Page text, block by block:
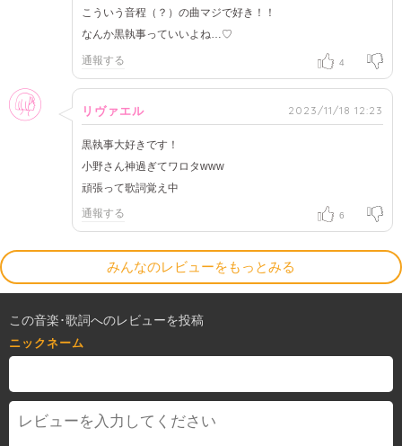
こういう音程（？）の曲マジで好き！！
なんか黒執事っていいよね…♡
通報する 4
女性
リヴァエル 2023/11/18 12:23
黒執事大好きです！
小野さん神過ぎてワロタwww
頑張って歌詞覚え中
通報する 6
みんなのレビューをもっとみる
この音楽･歌詞へのレビューを投稿
ニックネーム